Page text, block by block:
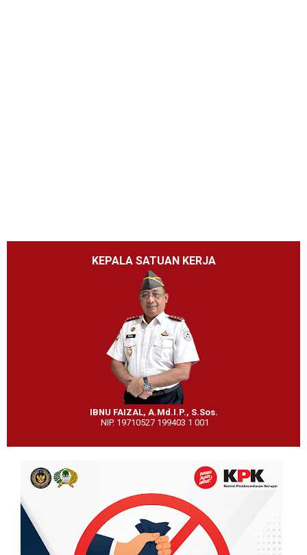
KEPALA SATUAN KERJA
IBNU FAIZAL, A.Md.I.P., S.Sos.
NIP. 19710527 199403 1 001